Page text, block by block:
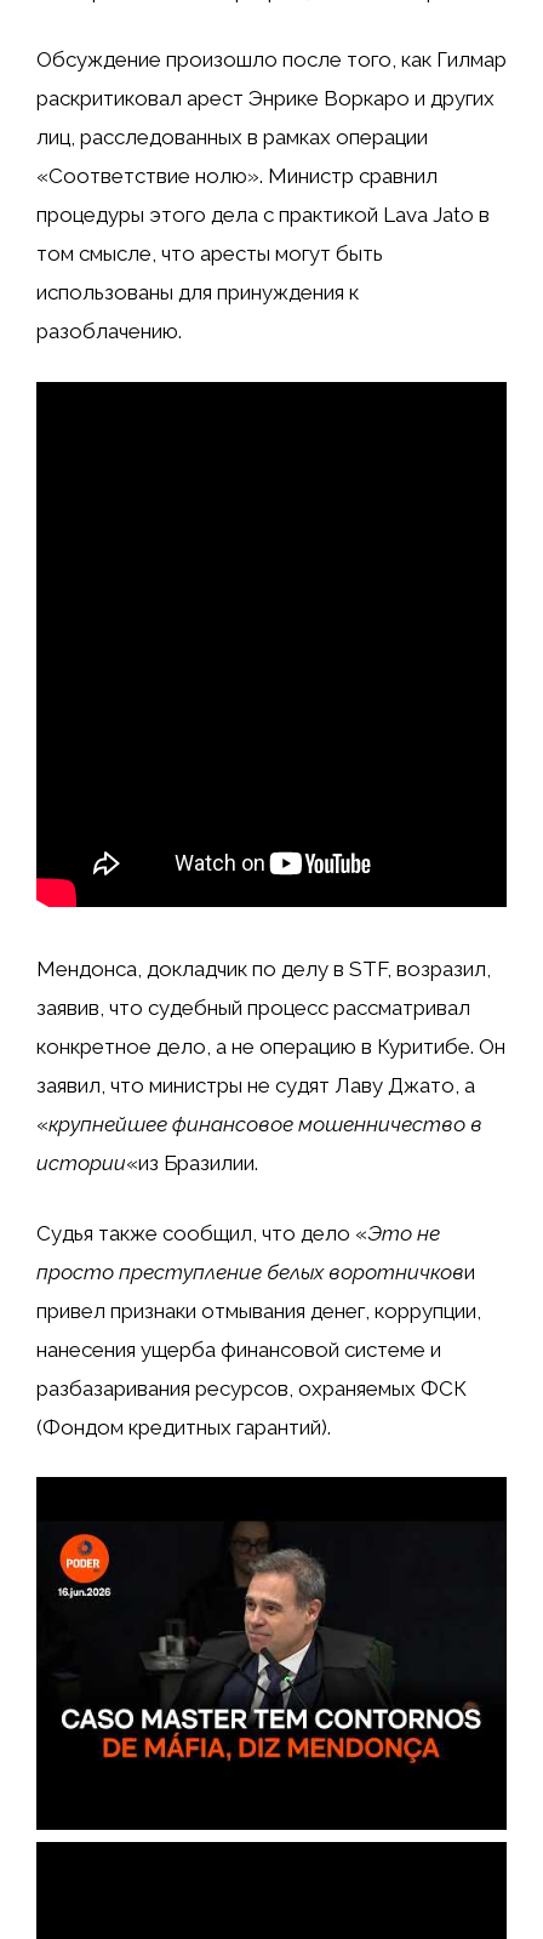
Обсуждение произошло после того, как Гилмар
раскритиковал арест Энрике Воркаро и других
лиц, расследованных в рамках операции
«Соответствие нолю». Министр сравнил
процедуры этого дела с практикой Lava Jato в
том смысле, что аресты могут быть
использованы для принуждения к
разоблачению.
Мендонса, докладчик по делу в STF, возразил,
заявив, что судебный процесс рассматривал
конкретное дело, а не операцию в Куритибе. Он
заявил, что министры не судят Лаву Джато, а
«крупнейшее финансовое мошенничество в
истории«из Бразилии.
Судья также сообщил, что дело «Это не
просто преступление белых воротничкови
привел признаки отмывания денег, коррупции,
нанесения ущерба финансовой системе и
разбазаривания ресурсов, охраняемых ФСК
(Фондом кредитных гарантий).